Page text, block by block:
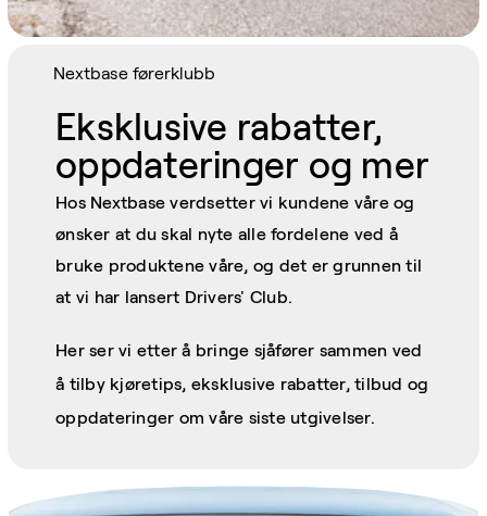
Nextbase førerklubb
Eksklusive rabatter,
oppdateringer og mer
Hos Nextbase verdsetter vi kundene våre og
ønsker at du skal nyte alle fordelene ved å
bruke produktene våre, og det er grunnen til
at vi har lansert Drivers' Club.
Her ser vi etter å bringe sjåfører sammen ved
å tilby kjøretips, eksklusive rabatter, tilbud og
oppdateringer om våre siste utgivelser.